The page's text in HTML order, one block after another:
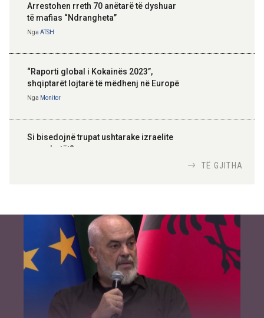
Arrestohen rreth 70 anëtarë të dyshuar
të mafias “Ndrangheta”
Nga ATSH
“Raporti global i Kokainës 2023”,
shqiptarët lojtarë të mëdhenj në Europë
Nga Monitor
Si bisedojnë trupat ushtarake izraelite
me robotët?
inteligjente izraelite
Or Shalom
TË GJITHA